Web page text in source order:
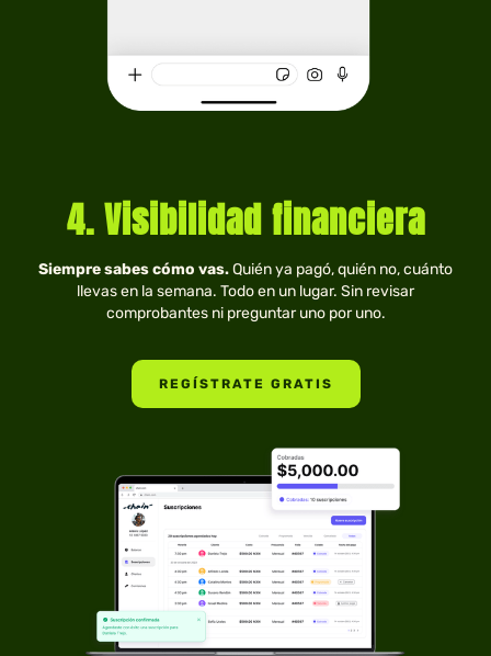
4. Visibilidad financiera
Siempre sabes cómo vas.Quién ya pagó, quién no, cuánto
llevas en la semana. Todo en un lugar. Sin revisar
comprobantes ni preguntar uno por uno.
REGÍSTRATE GRATIS